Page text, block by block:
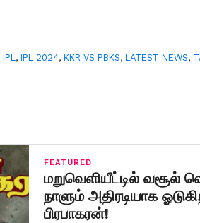
IPL,IPL 2024,KKR VS PBKS,LATEST NEWS,
FEATURED
மறுவெளியீட்டில் வசூல்
நாளும் அதிரடியாக
பிரபாகரன்!